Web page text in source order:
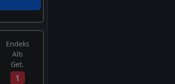
Endeks
Altı
Get.
1